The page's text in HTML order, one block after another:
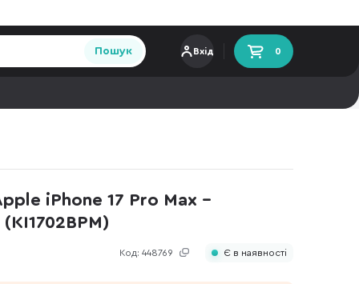
Пошук Вхід 0
iPhone 17 Pro Max -
Код: 448769 Є в наявності